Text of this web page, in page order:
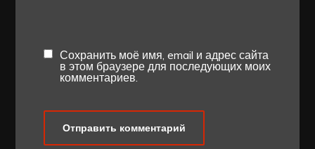
Сохранить моё имя, email и адрес сайта
в этом браузере для последующих моих
комментариев.